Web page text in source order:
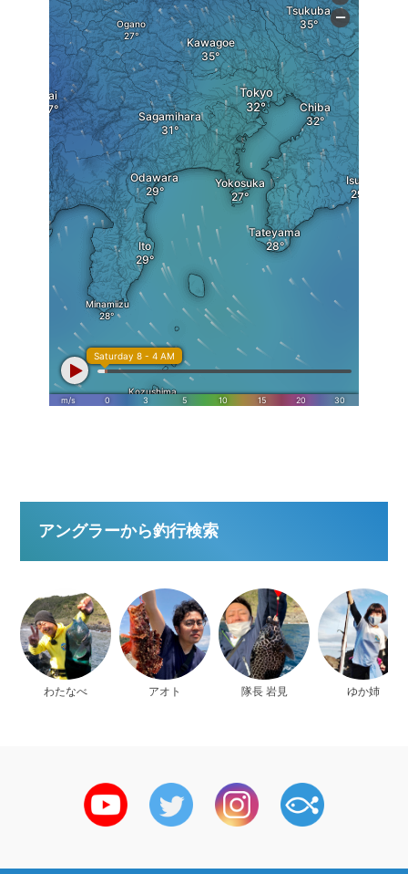
アングラーから釣行検索
わたなべ アオト 隊長 岩見 ゆか姉